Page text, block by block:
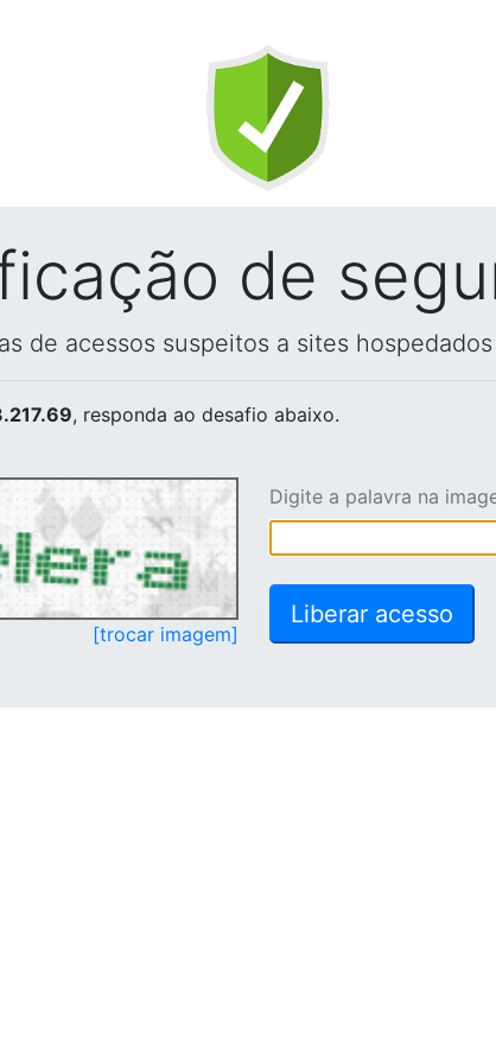
de
de acessos suspeitos a sites
, responda ao desafio abaixo.
[trocar imagem]
Digite a palavra na